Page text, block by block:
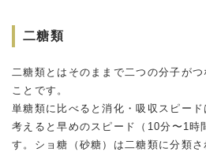
二糖類
二糖類とはそのままで二つの分子が
ことです。
単糖類に比べると消化・吸収スピー
考えると早めのスピード（10分〜1時
す。ショ糖（砂糖）は二糖類に分類さ